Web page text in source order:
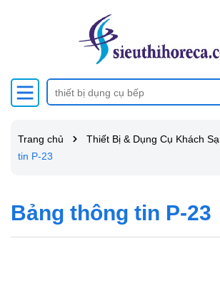
Trang chủ Thiết Bị & Dụng Cụ Khách
tin P-23
Bảng thông tin P-23